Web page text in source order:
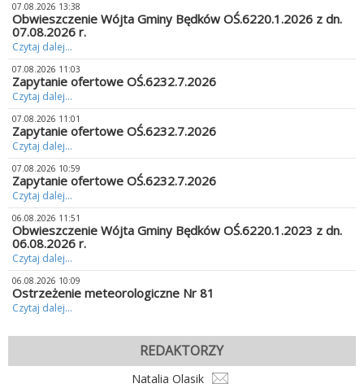
07.08.2026 13:38
Obwieszczenie Wójta Gminy Będków OŚ.6220.1.2026 z dn.
07.08.2026 r.
Czytaj dalej...
07.08.2026 11:03
Zapytanie ofertowe OŚ.6232.7.2026
Czytaj dalej...
07.08.2026 11:01
Zapytanie ofertowe OŚ.6232.7.2026
Czytaj dalej...
07.08.2026 10:59
Zapytanie ofertowe OŚ.6232.7.2026
Czytaj dalej...
06.08.2026 11:51
Obwieszczenie Wójta Gminy Będków OŚ.6220.1.2023 z dn.
06.08.2026 r.
Czytaj dalej...
06.08.2026 10:09
Ostrzeżenie meteorologiczne Nr 81
Czytaj dalej...
REDAKTORZY
Natalia Olasik